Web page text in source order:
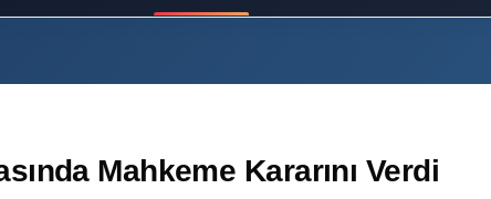
Mahkeme Kararını Verdi